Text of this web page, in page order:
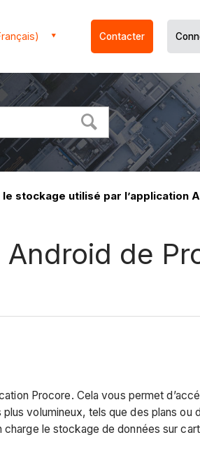
Contacter
le stockage utilisé par l’application
de
Procore. Cela vous permet
volumineux, tels que des plans ou
le stockage de données sur